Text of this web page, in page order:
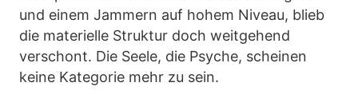
und einem Jammern auf hohem Niveau, blieb
die materielle Struktur doch weitgehend
verschont. Die Seele, die Psyche, scheinen
keine Kategorie mehr zu sein.